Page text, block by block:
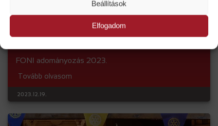
Elfogadom
Beállítások
FONI adományozás 2023.
Tovább olvasom
2023.12.19.